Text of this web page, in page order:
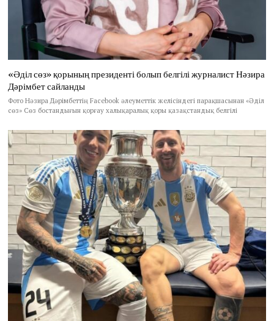
«Әділ сөз» қорының президенті болып белгілі журналист Нәзира
Дәрімбет сайланды
Фото Нәзира Дәрімбеттің Facebook әлеуметтік желісіндегі парақшасынан «Әділ
сөз» Сөз бостандығын қорғау халықаралық қоры қазақстандық белгілі